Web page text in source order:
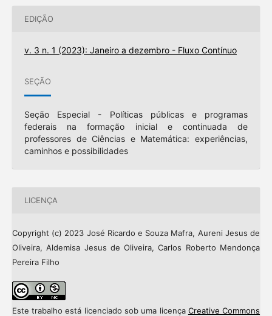
EDIÇÃO
v. 3 n. 1 (2023): Janeiro a dezembro - Fluxo Contínuo
SEÇÃO
Seção Especial - Políticas públicas e programas
federais na formação inicial e continuada de
professores de Ciências e Matemática: experiências,
caminhos e possibilidades
LICENÇA
Copyright (c) 2023 José Ricardo e Souza Mafra, Aureni Jesus de
Oliveira, Aldemisa Jesus de Oliveira, Carlos Roberto Mendonça
Pereira Filho
Este trabalho está licenciado sob uma licença Creative Commons